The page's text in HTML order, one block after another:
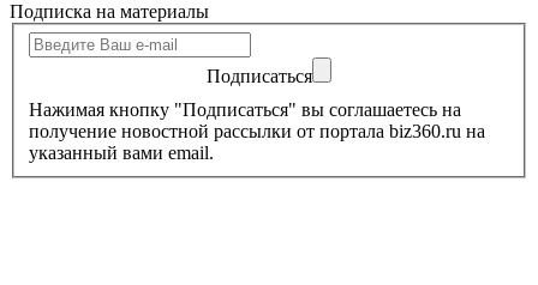
Подписка на материалы
Подписаться
Нажимая кнопку "Подписаться" вы соглашаетесь на
получение новостной рассылки от портала biz360.ru на
указанный вами email.